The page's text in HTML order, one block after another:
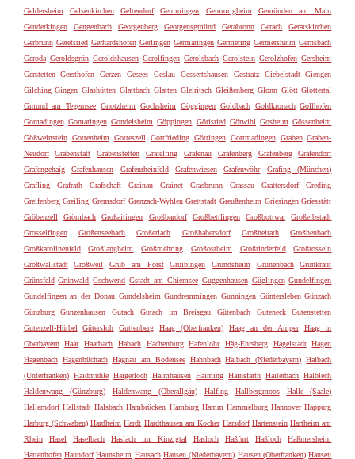
Geldersheim
Gelsenkirchen Geltendorf Gemmingen Gemmrigheim
Gemünden am Main
Genderkingen
Gengenbach Georgenberg Georgensgmünd Gerabronn Gerach
Geratskirchen
Gerbrunn Geretsried Gerhardshofen Gerlingen Germaringen Germering Germersheim Gernsbach
Geroda Geroldsgrün Geroldshausen Gerolfingen Gerolsbach Gerolstein Gerolzhofen Gersheim
Gerstetten
Gersthofen Gerzen Gesees Geslau Gessertshausen Gestratz Giebelstadt
Giengen
Gilching Gingen Glashütten Glattbach Glatten Gleiritsch Gleißenberg Glonn Glött Glottertal
Gmund am Tegernsee Gnotzheim Gochsheim Göggingen Goldbach Goldkronach Gollhofen
Gomadingen Gomaringen Gondelsheim Göppingen Görisried Görwihl Gosheim Gössenheim
Gößweinstein Gottenheim Gotteszell Gottfrieding Göttingen Gottmadingen Graben Graben-
Neudorf
Grabenstätt Grabenstetten Gräfelfing Grafenau Grafenberg Gräfenberg
Gräfendorf
Grafengehaig
Grafenhausen Grafenrheinfeld Grafenwiesen Grafenwöhr
Grafing (München)
Grafling
Grafrath Grafschaft Grainau Grainet Grasbrunn Grassau Grattersdorf
Greding
Greifenberg Greiling Gremsdorf Grenzach-Wyhlen Grettstadt Greußenheim Griesingen Griesstätt
Gröbenzell
Grömbach Großaitingen Großbardorf Großbettlingen Großbottwar
Großeibstadt
Grosselfingen
Großenseebach Großerlach Großhabersdorf Großheirath
Großheubach
Großkarolinenfeld
Großlangheim Großmehring Großostheim Großrinderfeld
Großrosseln
Großwallstadt
Großweil Grub am Forst Gruibingen Grundsheim Grünenbach
Grünkraut
Grünsfeld Grünwald Gschwend Gstadt am Chiemsee Guggenhausen Güglingen Gundelfingen
Gundelfingen an der Donau Gundelsheim Gundremmingen Gunningen Güntersleben Günzach
Günzburg
Gunzenhausen Gutach Gutach im Breisgau Gütenbach Guteneck
Gutenstetten
Gutenzell-Hürbel
Gütersloh Guttenberg Haag (Oberfranken) Haag an der Amper
Haag in
Oberbayern
Haar Haarbach Habach Hachenburg Hafenlohr Häg-Ehrsberg Hagelstadt
Hagen
Hagenbach Hagenbüchach Hagnau am Bodensee Hahnbach Haibach (Niederbayern) Haibach
(Unterfranken) Haidmühle Haigerloch Haimhausen Haiming Hainsfarth Haiterbach Halblech
Haldenwang (Günzburg)
Haldenwang (Oberallgäu) Halfing Hallbergmoos
Halle (Saale)
Hallerndorf Hallstadt Halsbach Hambrücken Hamburg Hamm Hammelburg Hannover Happurg
Harburg (Schwaben) Hardheim Hardt Hardthausen am Kocher Harsdorf Hartenstein Hartheim am
Rhein
Hasel Haselbach Haslach im Kinzigtal Hasloch Haßfurt Haßloch
Haßmersheim
Hattenhofen Haundorf Haunsheim Hausach Hausen (Niederbayern) Hausen (Oberfranken) Hausen